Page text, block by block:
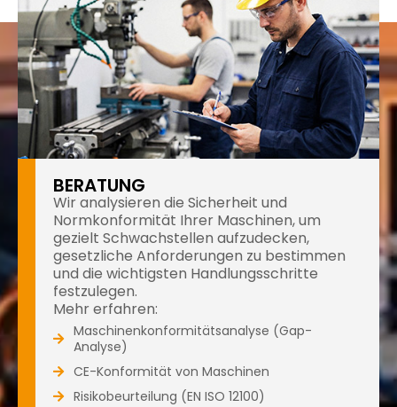
BERATUNG
Wir analysieren die Sicherheit und
Normkonformität Ihrer Maschinen, um
gezielt Schwachstellen aufzudecken,
gesetzliche Anforderungen zu bestimmen
und die wichtigsten Handlungsschritte
festzulegen.
Mehr erfahren:
Maschinenkonformitätsanalyse (Gap-
Analyse)
CE-Konformität von Maschinen
Risikobeurteilung (EN ISO 12100)